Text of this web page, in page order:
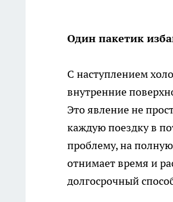
Один пакетик
С наступлением
внутренние
Это явление не
каждую поездку в
проблему, на
отнимает время и
долгосрочный